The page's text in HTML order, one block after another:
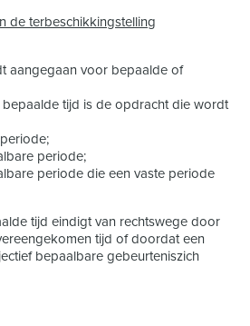
de terbeschikkingstelling
aangegaan voor bepaalde of
tijd is de opdracht die wordt
periode;
periode die een vaste periode
tijd eindigt van rechtswege door
tijd of doordat een
bepaalbare gebeurteniszich